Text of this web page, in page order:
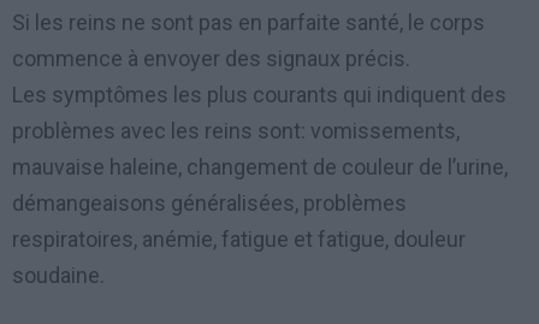
Si les reins ne sont pas en parfaite santé, le corps
commence à envoyer des signaux précis.
Les symptômes les plus courants qui indiquent des
problèmes avec les reins sont: vomissements,
mauvaise haleine, changement de couleur de l’urine,
démangeaisons généralisées, problèmes
respiratoires, anémie, fatigue et fatigue, douleur
soudaine.